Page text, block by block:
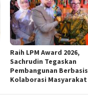
Raih LPM Award 2026,
Sachrudin Tegaskan
Pembangunan Berbasis
Kolaborasi Masyarakat